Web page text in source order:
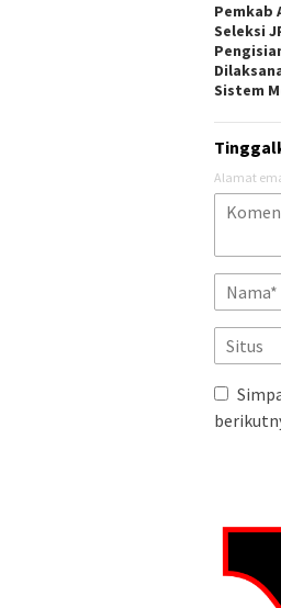
Pemkab
Seleksi
Sistem
Alamat